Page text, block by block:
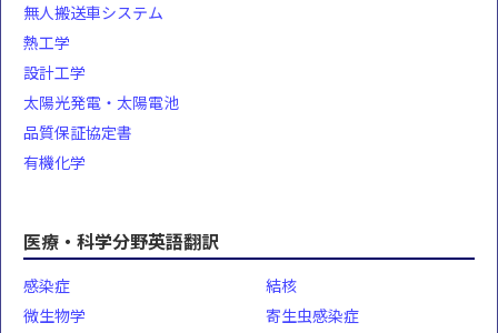
無人搬送車システム
熱工学
設計工学
太陽光発電・太陽電池
品質保証協定書
有機化学
医療・科学分野英語翻訳
感染症
微生物学
結核
寄生虫感染症